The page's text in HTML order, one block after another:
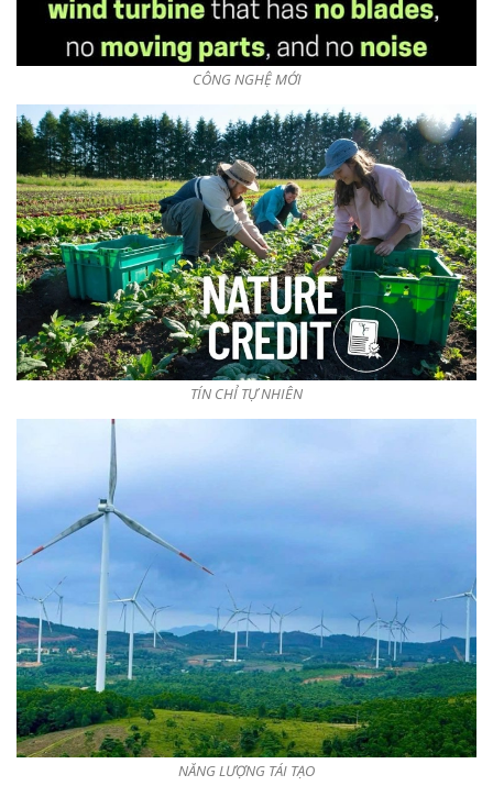
CÔNG NGHỆ MỚI
TÍN CHỈ TỰ NHIÊN
NĂNG LƯỢNG TÁI TẠO